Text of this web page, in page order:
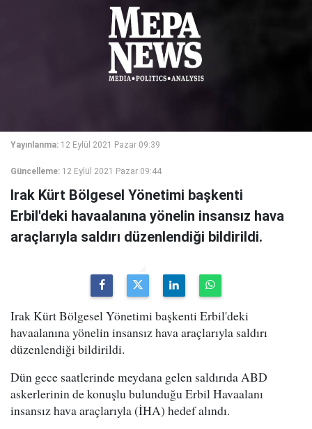
Yayınlanma: 12 Eylül 2021 Pazar 09:39
Güncelleme: 12 Eylül 2021 Pazar 09:44
Irak Kürt Bölgesel Yönetimi başkenti
Erbil'deki havaalanına yönelin insansız hava
araçlarıyla saldırı düzenlendiği bildirildi.
Irak Kürt Bölgesel Yönetimi başkenti Erbil'deki
havaalanına yönelin insansız hava araçlarıyla saldırı
düzenlendiği bildirildi.
Dün gece saatlerinde meydana gelen saldırıda ABD
askerlerinin de konuşlu bulunduğu Erbil Havaalanı
insansız hava araçlarıyla (İHA) hedef alındı.